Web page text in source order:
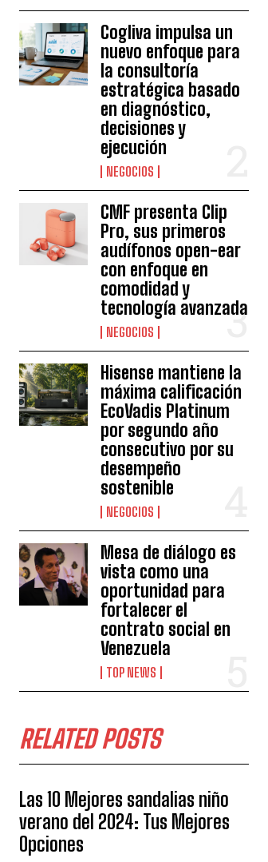
Cogliva impulsa un
nuevo enfoque para
la consultoría
estratégica basado
en diagnóstico,
decisiones y
ejecución
NEGOCIOS
CMF presenta Clip
Pro, sus primeros
audífonos open-ear
con enfoque en
comodidad y
tecnología avanzada
NEGOCIOS
Hisense mantiene la
máxima calificación
EcoVadis Platinum
por segundo año
consecutivo por su
desempeño
sostenible
NEGOCIOS
Mesa de diálogo es
vista como una
oportunidad para
fortalecer el
contrato social en
Venezuela
TOP NEWS
RELATED POSTS
Las 10 Mejores sandalias niño
verano del 2024: Tus Mejores
Opciones